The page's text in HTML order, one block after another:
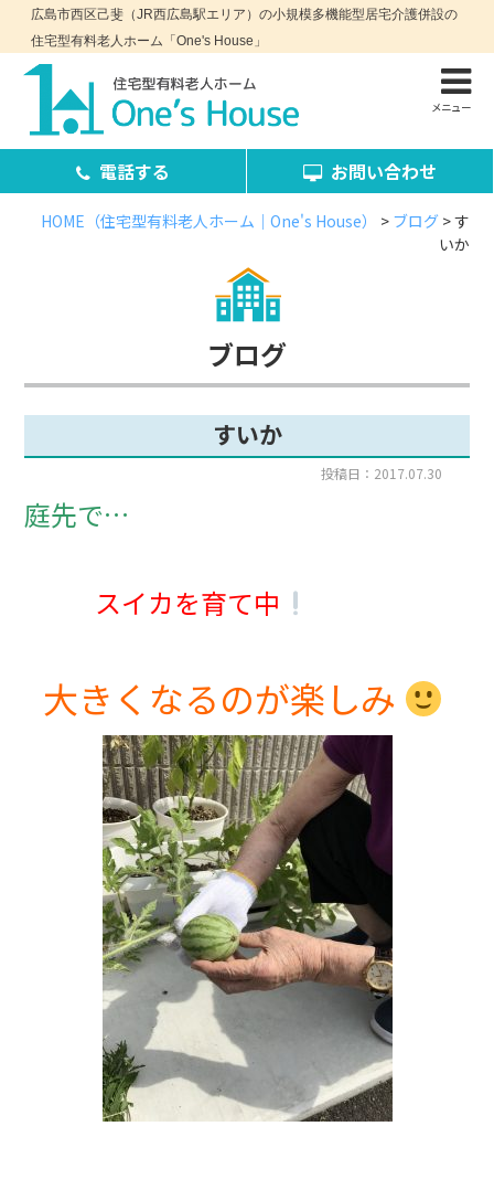
お問い合わせ・資料請求
施設案内
流れ
プライバシーポリシー
サイトマップ
広島市西区己斐（JR西広島駅エリア）の小規模多機能型居宅介護併設の
住宅型有料老人ホーム「One's House」
メニュー
電話する お問い合わせ
HOME（住宅型有料老人ホーム｜One's House） > ブログ>す
いか
ブログ
すいか
投稿日：2017.07.30
庭先で…
スイカを育て中
大きくなるのが楽しみ